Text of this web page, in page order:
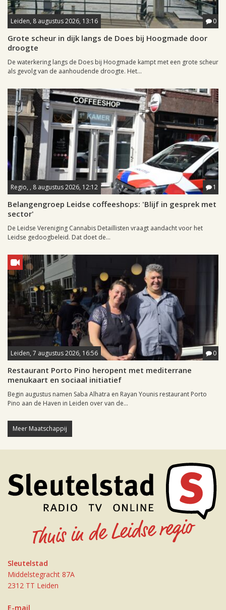
Leiden, 8 augustus 2026, 13:16 0
Grote scheur in dijk langs de Does bij Hoogmade door
droogte
De waterkering langs de Does bij Hoogmade kampt met een grote scheur
als gevolg van de aanhoudende droogte. Het...
Regio, , 8 augustus 2026, 12:12 1
Belangengroep Leidse coffeeshops: 'Blijf in gesprek met
sector'
De Leidse Vereniging Cannabis Detaillisten vraagt aandacht voor het
Leidse gedoogbeleid. Dat doet de...
Leiden, 7 augustus 2026, 16:56 0
Restaurant Porto Pino heropent met mediterrane
menukaart en sociaal initiatief
Begin augustus namen Saba Alhatra en Rayan Younis restaurant Porto
Pino aan de Haven in Leiden over van de...
Meer Maatschappij
Sleutelstad
Middelstegracht 87A
2312 TT Leiden
E-mail